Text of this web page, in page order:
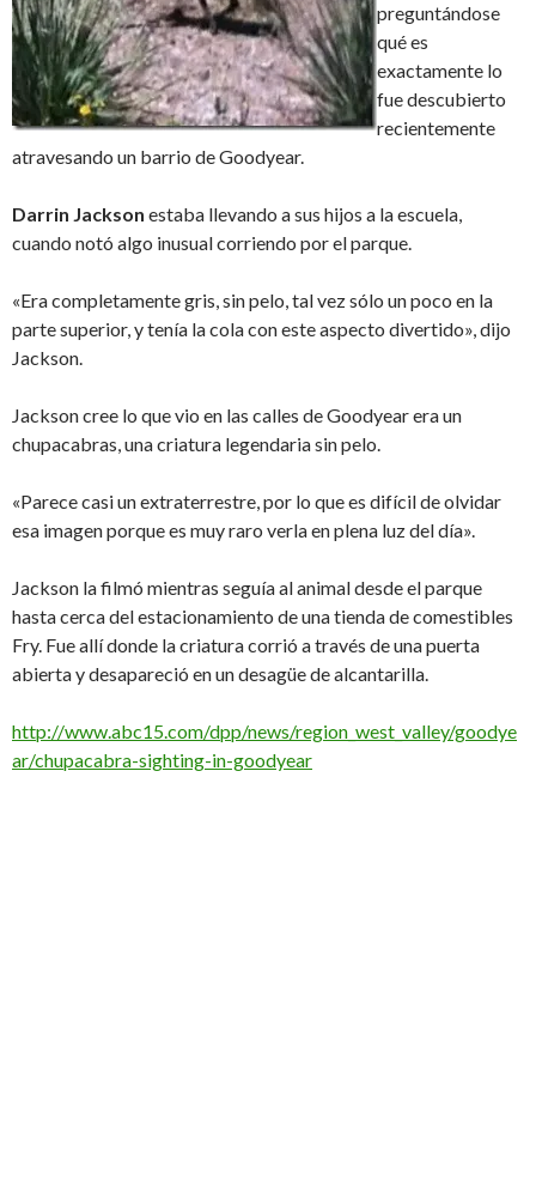
preguntándose
qué es
exactamente lo
fue descubierto
recientemente
atravesando un barrio de Goodyear.
Darrin Jackson estaba llevando a sus hijos a la escuela,
cuando notó algo inusual corriendo por el parque.
«Era completamente gris, sin pelo, tal vez sólo un poco en la
parte superior, y tenía la cola con este aspecto divertido», dijo
Jackson.
Jackson cree lo que vio en las calles de Goodyear era un
chupacabras, una criatura legendaria sin pelo.
«Parece casi un extraterrestre, por lo que es difícil de olvidar
esa imagen porque es muy raro verla en plena luz del día».
Jackson la filmó mientras seguía al animal desde el parque
hasta cerca del estacionamiento de una tienda de comestibles
Fry. Fue allí donde la criatura corrió a través de una puerta
abierta y desapareció en un desagüe de alcantarilla.
http://www.abc15.com/dpp/news/region_west_valley/goodye
ar/chupacabra-sighting-in-goodyear